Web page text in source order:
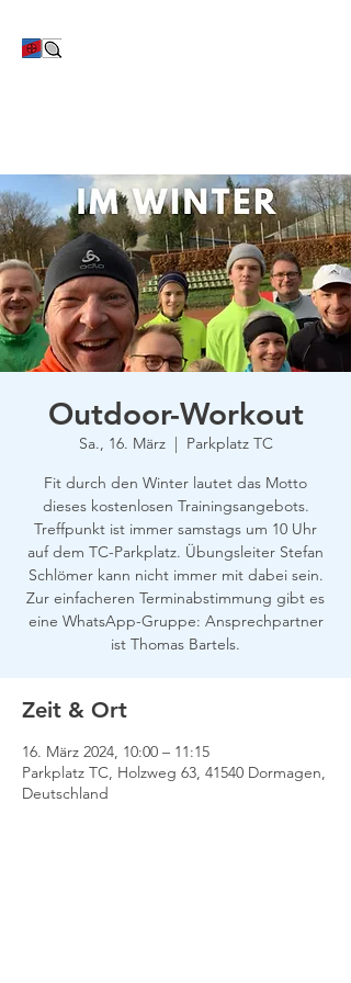
Outdoor-Workout
Sa., 16. März
  |
Parkplatz TC
Fit durch den Winter lautet das Motto
dieses kostenlosen Trainingsangebots.
Treffpunkt ist immer samstags um 10 Uhr
auf dem TC-Parkplatz. Übungsleiter Stefan
Schlömer kann nicht immer mit dabei sein.
Zur einfacheren Terminabstimmung gibt es
eine WhatsApp-Gruppe: Ansprechpartner
ist Thomas Bartels.
Zeit & Ort
16. März 2024, 10:00 – 11:15
Parkplatz TC, Holzweg 63, 41540 Dormagen,
Deutschland